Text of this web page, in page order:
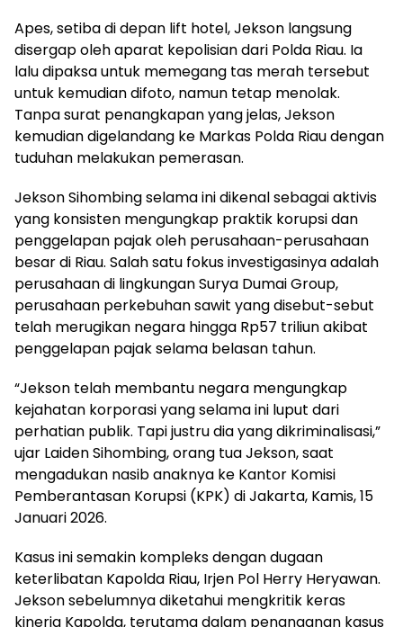
Apes, setiba di depan lift hotel, Jekson langsung
disergap oleh aparat kepolisian dari Polda Riau. Ia
lalu dipaksa untuk memegang tas merah tersebut
untuk kemudian difoto, namun tetap menolak.
Tanpa surat penangkapan yang jelas, Jekson
kemudian digelandang ke Markas Polda Riau dengan
tuduhan melakukan pemerasan.
Jekson Sihombing selama ini dikenal sebagai aktivis
yang konsisten mengungkap praktik korupsi dan
penggelapan pajak oleh perusahaan-perusahaan
besar di Riau. Salah satu fokus investigasinya adalah
perusahaan di lingkungan Surya Dumai Group,
perusahaan perkebuhan sawit yang disebut-sebut
telah merugikan negara hingga Rp57 triliun akibat
penggelapan pajak selama belasan tahun.
“Jekson telah membantu negara mengungkap
kejahatan korporasi yang selama ini luput dari
perhatian publik. Tapi justru dia yang dikriminalisasi,”
ujar Laiden Sihombing, orang tua Jekson, saat
mengadukan nasib anaknya ke Kantor Komisi
Pemberantasan Korupsi (KPK) di Jakarta, Kamis, 15
Januari 2026.
Kasus ini semakin kompleks dengan dugaan
keterlibatan Kapolda Riau, Irjen Pol Herry Heryawan.
Jekson sebelumnya diketahui mengkritik keras
kinerja Kapolda, terutama dalam penanganan kasus